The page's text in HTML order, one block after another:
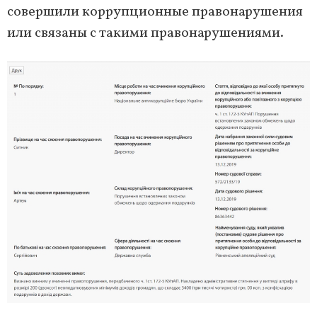
совершили коррупционные правонарушения
или связаны с такими правонарушениями.